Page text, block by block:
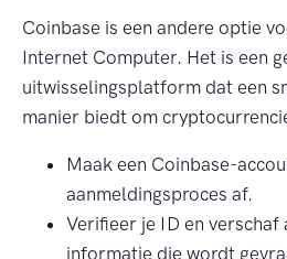
Coinbase is een andere optie
Internet Computer. Het is een
uitwisselingsplatform dat een
manier biedt om
Maak een Coinbase-
aanmeldingsproces af.
Verifieer je ID en verschaf
informatie die wordt